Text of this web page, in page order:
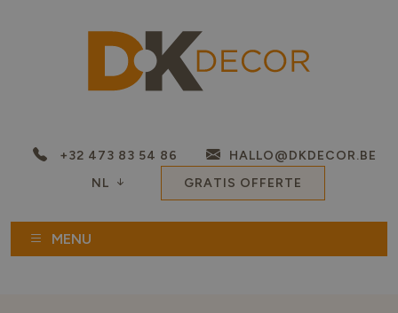
+32 473 83 54 86
HALLO@DKDECOR.BE
NL
GRATIS OFFERTE
MENU